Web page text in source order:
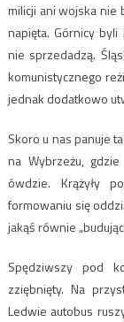
milicji ani wojska nie
napięta. Górnicy
nie sprzedadzą.
komunistycznego
jednak dodatkowo
Skoro u nas panuje
na Wybrzeżu,
ówdzie. Krążyły
formowaniu się
jakąś równie
Spędziwszy pod
zziębnięty. Na
Ledwie autobus